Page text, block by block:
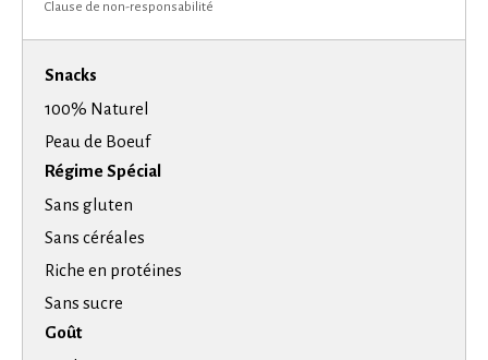
Clause de non-responsabilité
Snacks
100% Naturel
Peau de Boeuf
Régime Spécial
Sans gluten
Sans céréales
Riche en protéines
Sans sucre
Goût